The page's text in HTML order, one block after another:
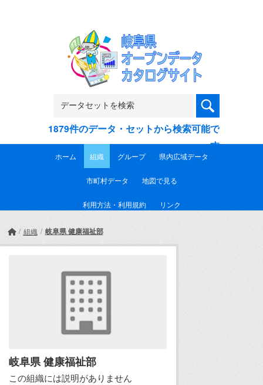
1879件のデータ・セットから検索可能で
す
ホーム 組織 グループ 県内広域データ
市町村データ 地図で見る
利用方法・利用規約 リンク
組織 岐阜県 健康福祉部
岐阜県 健康福祉部
この組織には説明がありません